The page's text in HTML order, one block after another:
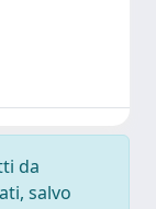
da
salvo